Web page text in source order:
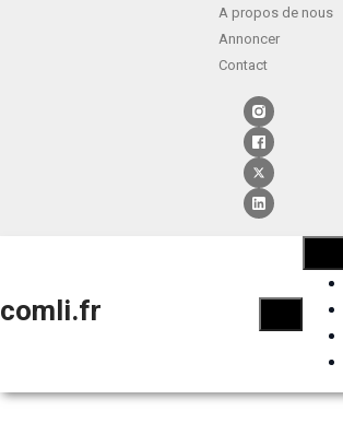
A propos de nous
Annoncer
Contact
comli.fr